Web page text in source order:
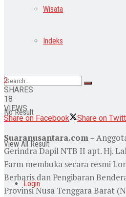
Wisata
Indeks
No Result
View All Result
Login
2
SHARES
18
VIEWS
Share on Facebook
Share on
Suaranusantara.com–
Gerindra Dapil NTB II apt. Hj.
Farm membuka secara resmi
Berbaris dan Pengibaran
Provinsi Nusa Tenggara Barat